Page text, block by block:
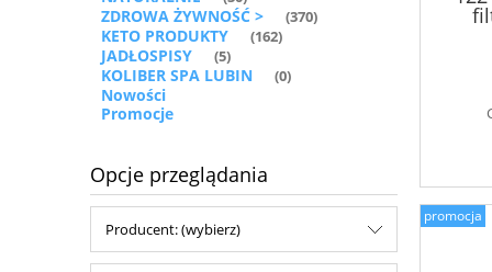
ZDROWA ŻYWNOŚĆ > (370)
KETO PRODUKTY (162)
JADŁOSPISY (5)
KOLIBER SPA LUBIN (0)
Nowości
Promocje
Opcje przeglądania
Producent: (wybierz)
promocja